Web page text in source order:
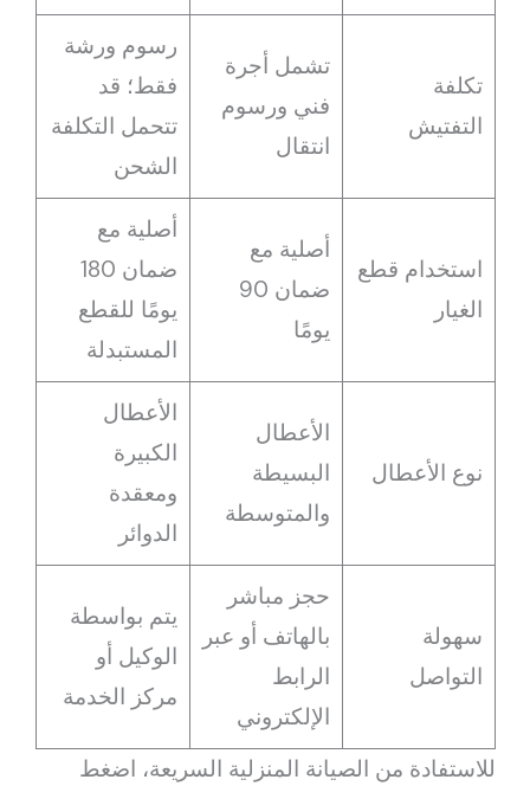
تكلفة
التفتيش
تشمل أجرة
فني ورسوم
انتقال
رسوم ورشة
فقط؛ قد
تتحمل التكلفة
الشحن
استخدام قطع
الغيار
أصلية مع
ضمان 90
يومًا
أصلية مع
ضمان 180
يومًا للقطع
المستبدلة
نوع الأعطال
الأعطال
البسيطة
والمتوسطة
الأعطال
الكبيرة
ومعقدة
الدوائر
سهولة
التواصل
حجز مباشر
بالهاتف أو عبر
الرابط
الإلكتروني
يتم بواسطة
الوكيل أو
مركز الخدمة
للاستفادة من الصيانة المنزلية السريعة، اضغط